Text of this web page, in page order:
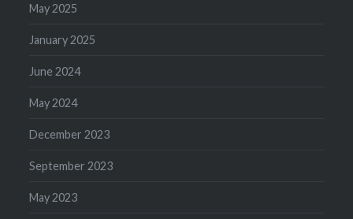
May 2025
January 2025
June 2024
May 2024
December 2023
September 2023
May 2023